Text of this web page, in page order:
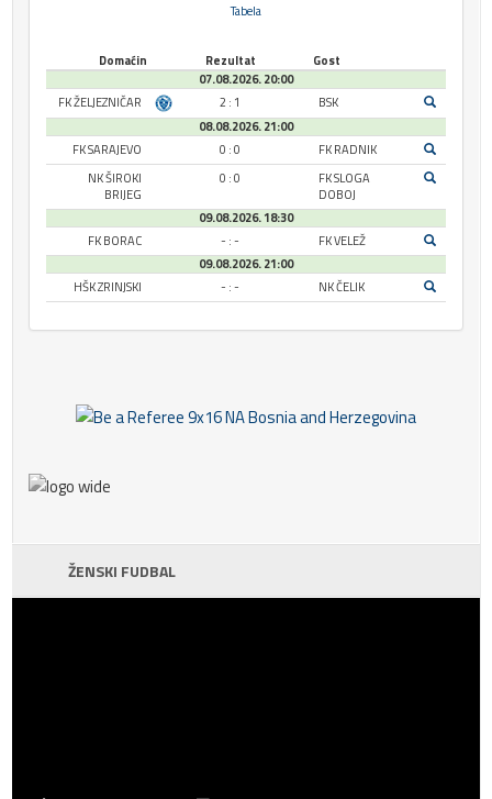
Tabela
Domaćin Rezultat
Gost
07.08.2026. 20:00
FK ŽELJEZNIČAR
2 : 1
BSK
08.08.2026. 21:00
FK SARAJEVO
0 : 0
FK RADNIK
NK ŠIROKI
BRIJEG
0 : 0
FK SLOGA
DOBOJ
09.08.2026. 18:30
FK BORAC
- : -
FK VELEŽ
09.08.2026. 21:00
HŠK ZRINJSKI
- : - NK ČELIK
ŽENSKI FUDBAL